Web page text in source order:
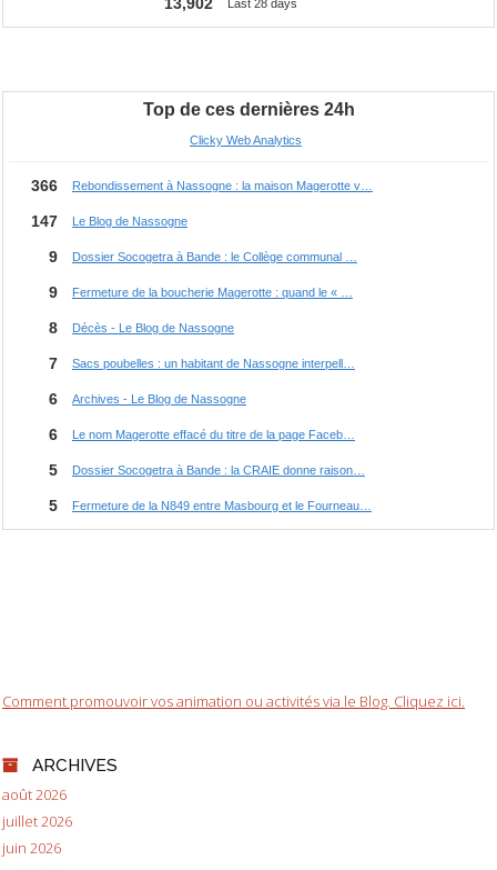
Comment promouvoir vos animation ou activités via le Blog. Cliquez ici.
ARCHIVES
août 2026
juillet 2026
juin 2026